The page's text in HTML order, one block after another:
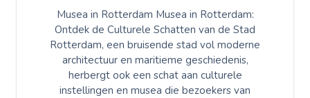
Musea in Rotterdam Musea in Rotterdam:
Ontdek de Culturele Schatten van de Stad
Rotterdam, een bruisende stad vol moderne
architectuur en maritieme geschiedenis,
herbergt ook een schat aan culturele
instellingen en musea die bezoekers van